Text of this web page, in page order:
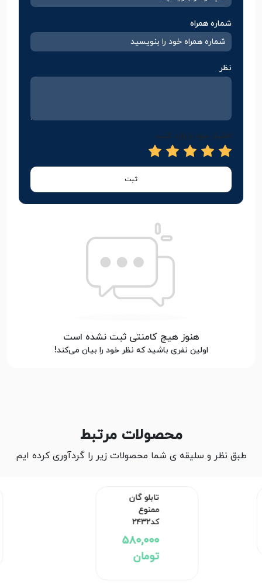
شماره همراه
نظر
امتیاز خود را وارد کنید
ثبت
هنوز هیچ کامنتی ثبت نشده است
اولین نفری باشید که نظر خود را بیان می‌کند!
محصولات مرتبط
طبق نظر و سلیقه ی شما محصولات زیر را گردآوری کرده ایم
تابلو گان
ممنوع
580,000
تومان